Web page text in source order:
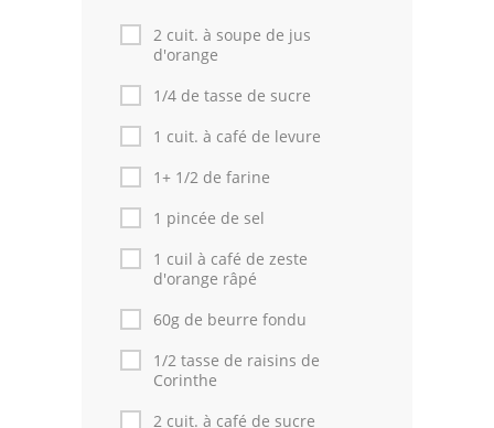
Chefs
Thèmes
Espace Personnel
2 cuit. à soupe de jus
d'orange
1/4 de tasse de sucre
1 cuit. à café de levure
1+ 1/2 de farine
1 pincée de sel
1 cuil à café de zeste
d'orange râpé
60g de beurre fondu
1/2 tasse de raisins de
Corinthe
2 cuit. à café de sucre